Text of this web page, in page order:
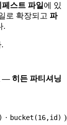
페스트 파일 에 있
로 확장되고 파
.
— 히든 파티셔닝
· bucket(16,id)